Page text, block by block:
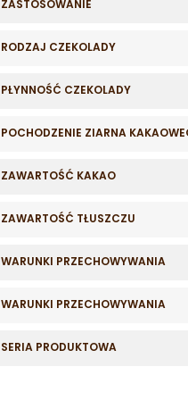
ZASTOSOWANIE
RODZAJ CZEKOLADY
PŁYNNOŚĆ CZEKOLADY
POCHODZENIE ZIARNA
ZAWARTOŚĆ KAKAO
ZAWARTOŚĆ TŁUSZCZU
WARUNKI PRZECHOWYWANIA
WARUNKI PRZECHOWYWANIA
SERIA PRODUKTOWA